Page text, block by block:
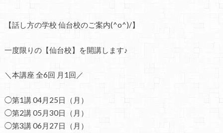
【話し方の学校 仙台校のご案内(^o^)/】
一度限りの【仙台校】を開講します♪
＼本講座 全6回 月1回／
◯第1講 04月25日（月）
◯第2講 05月30日（月）
◯第3講 06月27日（月）